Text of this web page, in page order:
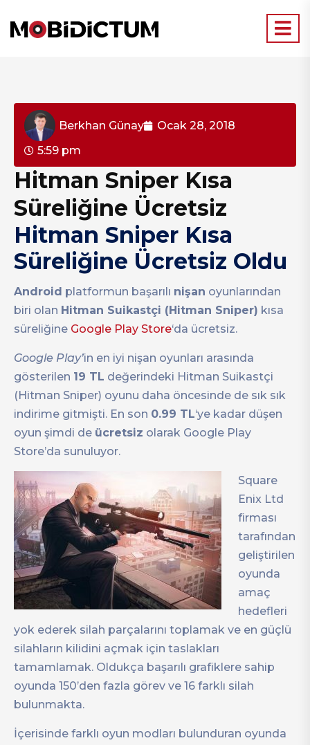
Berkhan Günay
Ocak 28, 2018
5:59 pm
Hitman Sniper Kısa
Süreliğine Ücretsiz
Hitman Sniper Kısa
Süreliğine Ücretsiz Oldu
Android platformun başarılı nişan oyunlarından
biri olan Hitman Suikastçi (Hitman Sniper) kısa
süreliğine Google Play Store‘da ücretsiz.
Google Play’in en iyi nişan oyunları arasında
gösterilen 19 TL değerindeki Hitman Suikastçi
(Hitman Sniper) oyunu daha öncesinde de sık sık
indirime gitmişti. En son 0.99 TL‘ye kadar düşen
oyun şimdi de ücretsiz olarak Google Play
Store’da sunuluyor.
Square
Enix Ltd
firması
tarafından
geliştirilen
oyunda
amaç
hedefleri
yok ederek silah parçalarını toplamak ve en güçlü
silahların kilidini açmak için taslakları
tamamlamak. Oldukça başarılı grafiklere sahip
oyunda 150’den fazla görev ve 16 farklı silah
bulunmakta.
İçerisinde farklı oyun modları bulunduran oyunda